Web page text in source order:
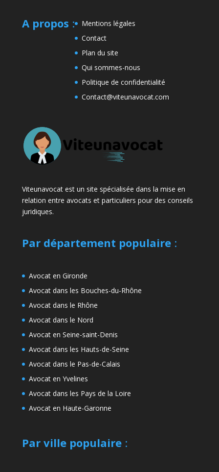
A propos :
Mentions légales
Contact
Plan du site
Qui sommes-nous
Politique de confidentialité
Contact@viteunavocat.com
Viteunavocat est un site spécialisée dans la mise en
relation entre avocats et particuliers pour des conseils
juridiques.
Par département populaire:
Avocat en Gironde
Avocat dans les Bouches-du-Rhône
Avocat dans le Rhône
Avocat dans le Nord
Avocat en Seine-saint-Denis
Avocat dans les Hauts-de-Seine
Avocat dans le Pas-de-Calais
Avocat en Yvelines
Avocat dans les Pays de la Loire
Avocat en Haute-Garonne
Par ville populaire: